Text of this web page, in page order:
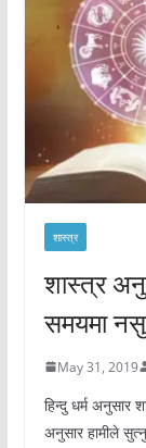
शास्त्र
शास्त्र
समयमा
May 31, 2019
हिन्दु धर्म अनुसार
अनुसार हामीले सुत्नु